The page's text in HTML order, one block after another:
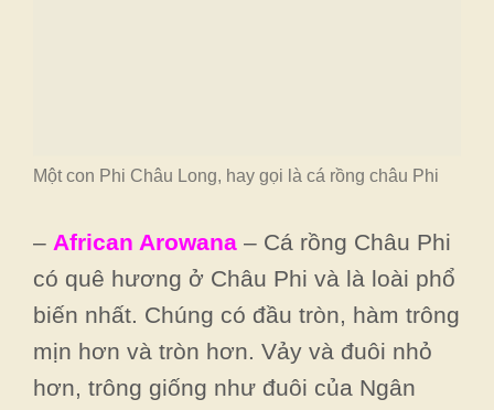
Một con Phi Châu Long, hay gọi là cá rồng châu Phi
– African Arowana – Cá rồng Châu Phi
có quê hương ở Châu Phi và là loài phổ
biến nhất. Chúng có đầu tròn, hàm trông
mịn hơn và tròn hơn. Vảy và đuôi nhỏ
hơn, trông giống như đuôi của Ngân